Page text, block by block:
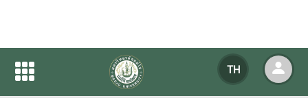
TH
ปฏิทินกิจกรรมของหน่วยงาน
ปฏิทินกิจกรรมของหน่วยงาน